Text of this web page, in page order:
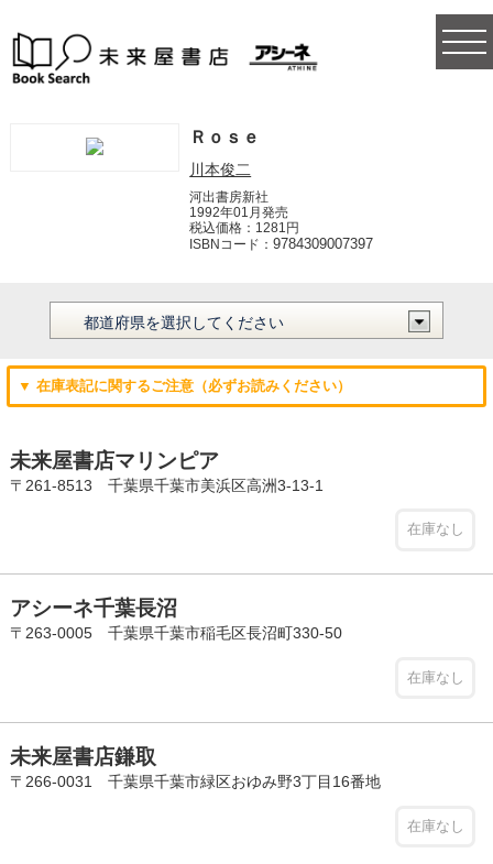
Ｒｏｓｅ
川本俊二
河出書房新社
1992年01月発売
税込価格：1281円
ISBNコード：9784309007397
▼ 在庫表記に関するご注意（必ずお読みください）
未来屋書店マリンピア
〒261-8513 千葉県千葉市美浜区高洲3-13-1
在庫なし
アシーネ千葉長沼
〒263-0005 千葉県千葉市稲毛区長沼町330-50
在庫なし
未来屋書店鎌取
〒266-0031 千葉県千葉市緑区おゆみ野3丁目16番地
在庫なし